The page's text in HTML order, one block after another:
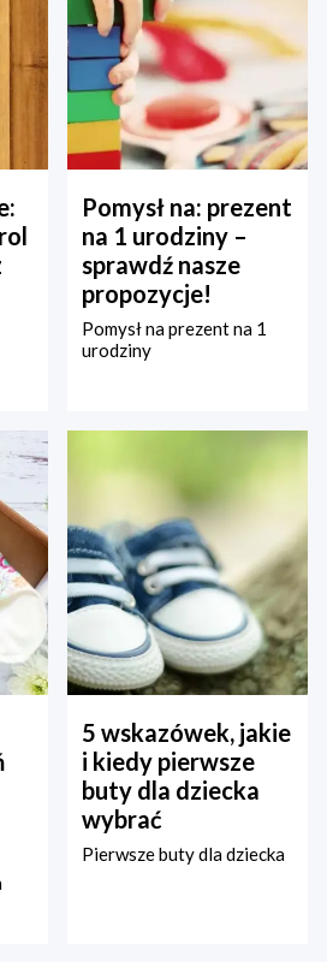
Pomysł na: prezent
na 1 urodziny –
sprawdź nasze
propozycje!
Pomysł na prezent na 1
urodziny
5 wskazówek, jakie
i kiedy pierwsze
buty dla dziecka
wybrać
Pierwsze buty dla dziecka